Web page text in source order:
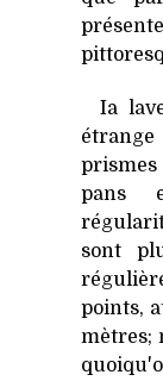
Ia
pans
sont
points,
mètres;